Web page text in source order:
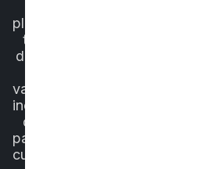
plonge-
toi
dans
variété
incroyable
de
paysages,
cultures